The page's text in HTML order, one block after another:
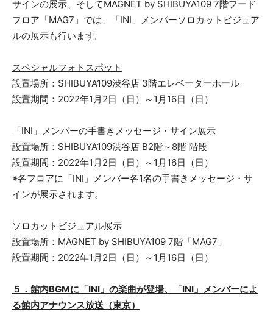
サインの展示、そしてMAGNET by SHIBUYA109 7階フード
フロア「MAG7」では、「INI」メンバーソロカットビジュア
ルの展示も行います。
スペシャルフォトスポット
設置場所：SHIBUYA109渋谷店 3階エレベーターホール
設置期間：2022年1月2日（日）～1月16日（日）
「INI」メンバーの手書きメッセージ・サイン展示
設置場所：SHIBUYA109渋谷店 B2階～8階 階段
設置期間：2022年1月2日（日）～1月16日（日）
※各フロアに「INI」メンバー各1名の手書きメッセージ・サ
インが展示されます。
ソロカットビジュアル展示
設置場所：MAGNET by SHIBUYA109 7階「MAG7」
設置期間：2022年1月2日（日）～1月16日（日）
５．館内BGMに「INI」の楽曲が登場、「INI」メンバーによ
る館内アナウンス放送（東京）